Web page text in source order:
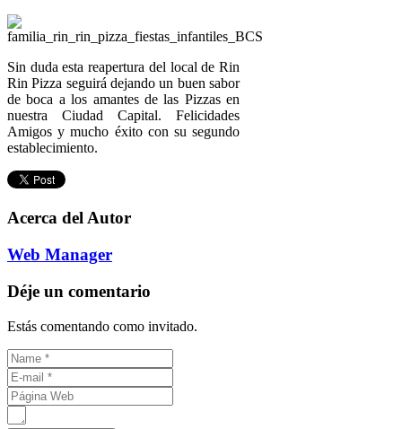
Sin duda esta reapertura del local de Rin
Rin Pizza seguirá dejando un buen sabor
de boca a los amantes de las Pizzas en
nuestra Ciudad Capital. Felicidades
Amigos y mucho éxito con su segundo
establecimiento.
Acerca del Autor
Web Manager
Déje un comentario
Estás comentando como invitado.